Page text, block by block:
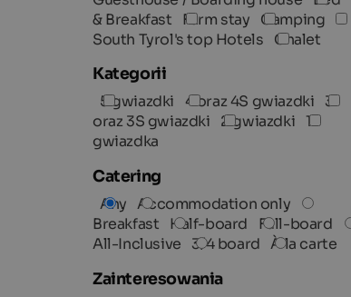
& Breakfast
Farm stay
Camping
South Tyrol's top Hotels
Chalet
Kategorii
5 gwiazdki 4 oraz 4S gwiazdki
3
oraz 3S gwiazdki
2 gwiazdki
1
gwiazdka
Catering
Any Accommodation only
Breakfast
Half-board
Full-board
All-Inclusive
3/4 board À la carte
Zainteresowania